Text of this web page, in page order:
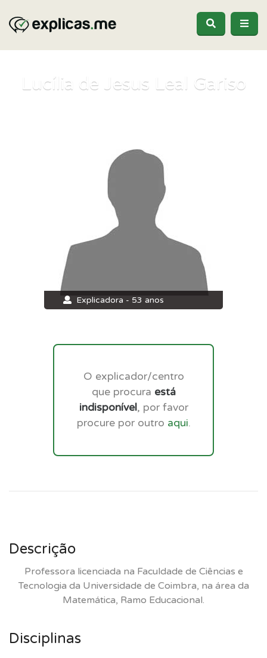
Lucília de Jesus Leal Gariso
Explicadora - 53 anos
O explicador/centro
que procura está
indisponível, por favor
procure por outro aqui.
Descrição
Professora licenciada na Faculdade de Ciências e
Tecnologia da Universidade de Coimbra, na área da
Matemática, Ramo Educacional.
Disciplinas